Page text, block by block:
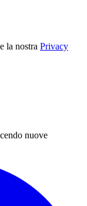
e la nostra Privacy
nuove